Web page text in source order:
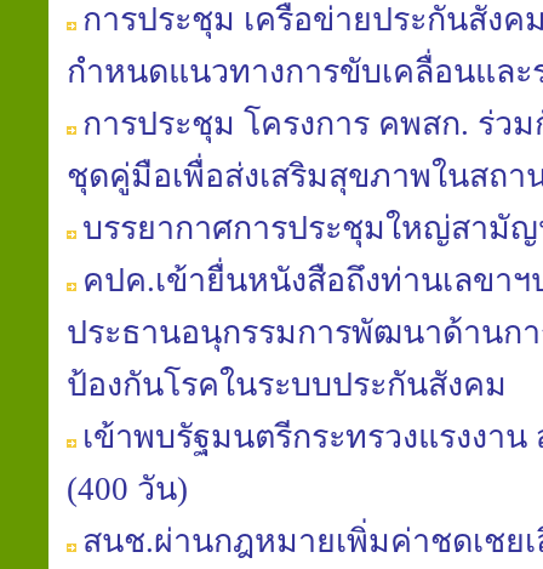
การประชุม เครือข่ายประกันสัง
กำหนดแนวทางการขับเคลื่อนและ
การประชุม โครงการ คพสก. ร่ว
ชุดคู่มือเพื่อส่งเสริมสุขภาพในสถา
บรรยากาศการประชุมใหญ่สามัญ
คปค.เข้ายื่นหนังสือถึงท่านเลขา
ประธานอนุกรรมการพัฒนาด้านก
ป้องกันโรคในระบบประกันสังคม
เข้าพบรัฐมนตรีกระทรวงแรงงา
(400 วัน)
สนช.ผ่านกฎหมายเพิ่มค่าชดเชยเ